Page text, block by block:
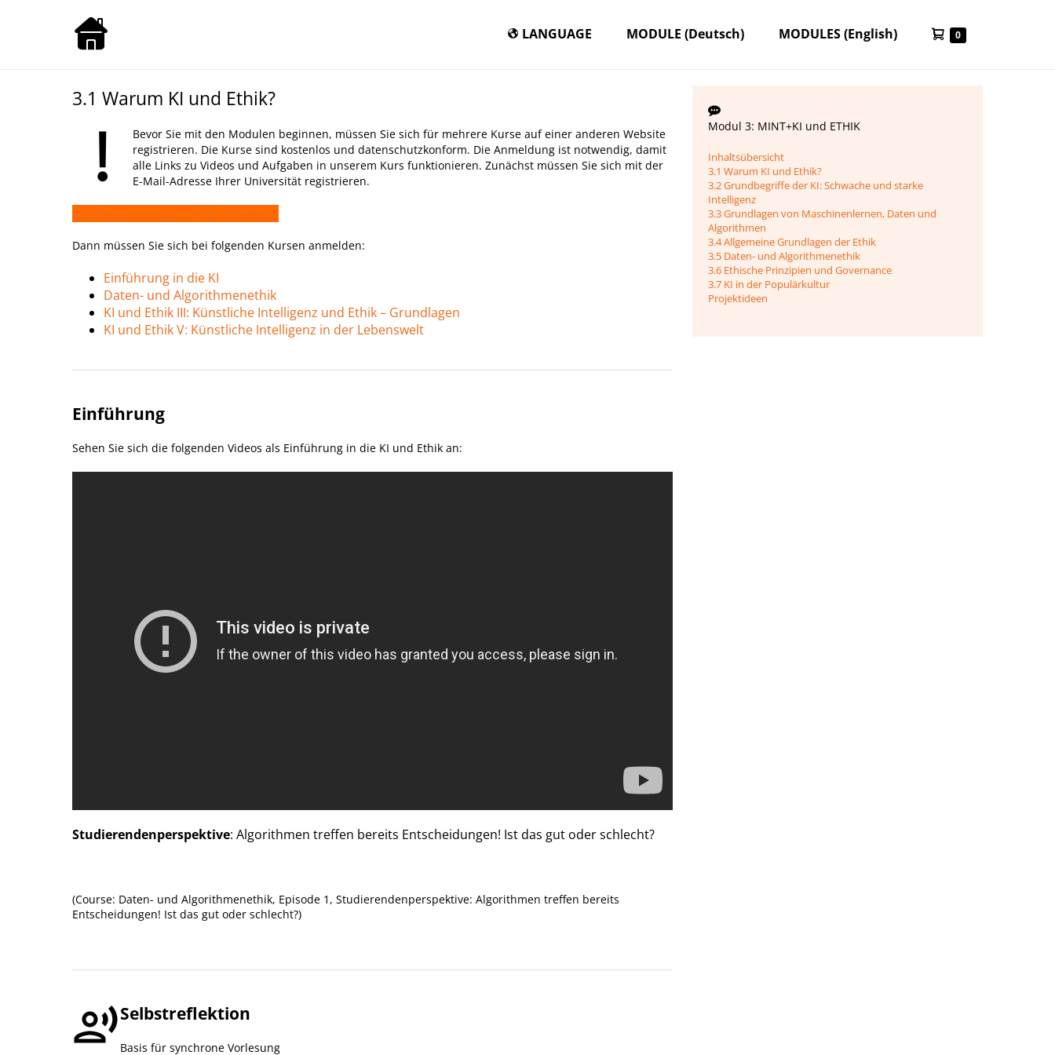
LANGUAGE MODULE (Deutsch) MODULES (English) Warenkorb
0Elemente
im
3.1 Warum KI und Ethik?
Bevor Sie mit den Modulen beginnen, müssen Sie sich für mehrere Kurse auf einer anderen Website
registrieren. Die Kurse sind kostenlos und datenschutzkonform. Die Anmeldung ist notwendig, damit
alle Links zu Videos und Aufgaben in unserem Kurs funktionieren. Zunächst müssen Sie sich mit der
E-Mail-Adresse Ihrer Universität registrieren.
zur Registrierung auf der Webseite
Dann müssen Sie sich bei folgenden Kursen anmelden:
Einführung in die KI
Daten- und Algorithmenethik
KI und Ethik III: Künstliche Intelligenz und Ethik – Grundlagen
KI und Ethik V: Künstliche Intelligenz in der Lebenswelt
Einführung
Sehen Sie sich die folgenden Videos als Einführung in die KI und Ethik an:
Studierendenperspektive: Algorithmen treffen bereits Entscheidungen! Ist das gut oder schlecht?
(Course: Daten- und Algorithmenethik, Episode 1, Studierendenperspektive: Algorithmen treffen bereits
Entscheidungen! Ist das gut oder schlecht?)
Selbstreflektion
Basis für synchrone Vorlesung
Modul 3: MINT+KI und ETHIK
Inhaltsübersicht
3.1 Warum KI und Ethik?
3.2 Grundbegriffe der KI: Schwache und starke
Intelligenz
3.3 Grundlagen von Maschinenlernen, Daten und
Algorithmen
3.4 Allgemeine Grundlagen der Ethik
3.5 Daten- und Algorithmenethik
3.6 Ethische Prinzipien und Governance
3.7 KI in der Populärkultur
Projektideen